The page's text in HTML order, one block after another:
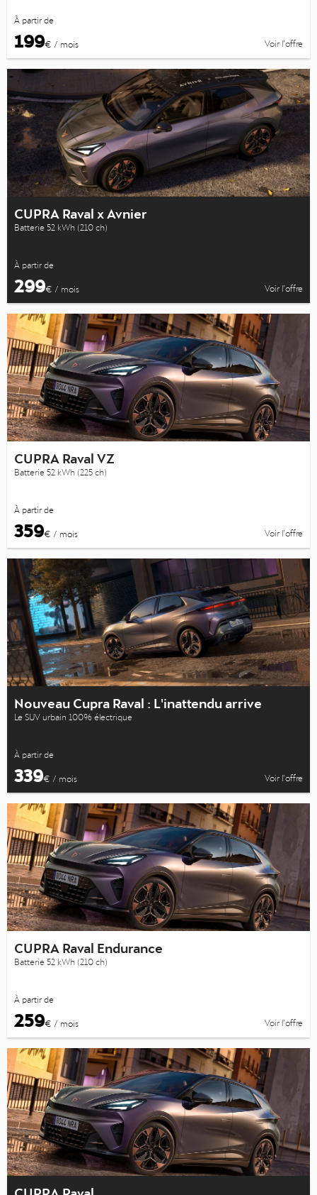
À partir de
199€ / mois Voir l’offre
CUPRA Raval x Avnier
Batterie 52 kWh (210 ch)
À partir de
299€ / mois Voir l’offre
CUPRA Raval VZ
Batterie 52 kWh (225 ch)
À partir de
359€ / mois Voir l’offre
Nouveau Cupra Raval : L'inattendu arrive
Le SUV urbain 100% électrique
À partir de
339€ / mois Voir l’offre
CUPRA Raval Endurance
Batterie 52 kWh (210 ch)
À partir de
259€ / mois Voir l’offre
CUPRA Raval